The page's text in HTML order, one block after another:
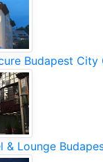
Budapest City
Lounge